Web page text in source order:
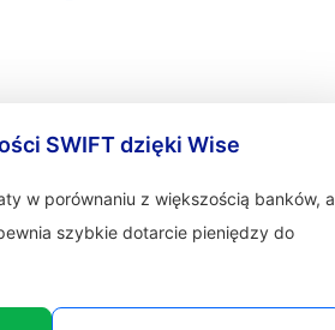
SWIFT dzięki Wise
w porównaniu z większością banków, a
szybkie dotarcie pieniędzy do